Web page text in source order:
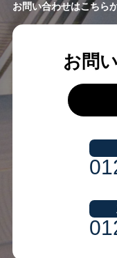
お問い合わせはこちら
お問